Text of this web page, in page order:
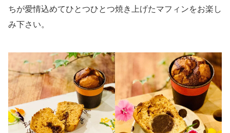
ちが愛情込めてひとつひとつ焼き上げたマフィンをお楽し
み下さい。